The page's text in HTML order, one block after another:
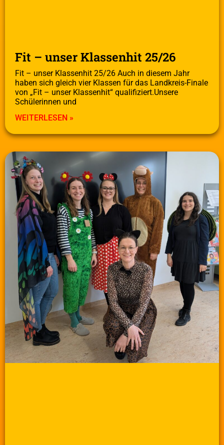
Fit – unser Klassenhit 25/26
Fit – unser Klassenhit 25/26 Auch in diesem Jahr
haben sich gleich vier Klassen für das Landkreis-Finale
von „Fit – unser Klassenhit“ qualifiziert.Unsere
Schülerinnen und
WEITERLESEN »